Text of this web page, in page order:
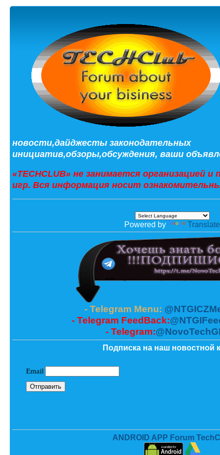
новости,дайджесты законодательных
инициатив,обзоры,обсуждения, ваши
«TECHCLUB» не занимается организацией
игр. Вся информация носит
Powered by Translate
- Telegram Menu:
- Telegram FeedBack:
- Telegram:
Подписка на наш новостной
ANDROID APP Forum